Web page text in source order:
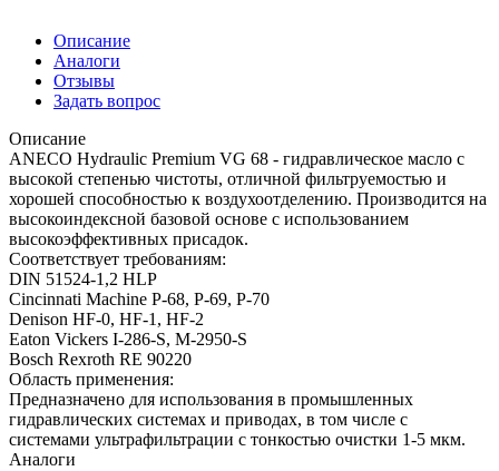
Описание
Аналоги
Отзывы
Задать вопрос
Описание
ANECO Hydraulic Premium VG 68 - гидравлическое масло с
высокой степенью чистоты, отличной фильтруемостью и
хорошей способностью к воздухоотделению. Производится на
высокоиндексной базовой основе с использованием
высокоэффективных присадок.
Соответствует требованиям:
DIN 51524-1,2 HLP
Cincinnati Machine P-68, P-69, P-70
Denison HF-0, HF-1, HF-2
Eaton Vickers I-286-S, M-2950-S
Bosch Rexroth RE 90220
Область применения:
Предназначено для использования в промышленных
гидравлических системах и приводах, в том числе с
системами ультрафильтрации с тонкостью очистки 1-5 мкм.
Аналоги